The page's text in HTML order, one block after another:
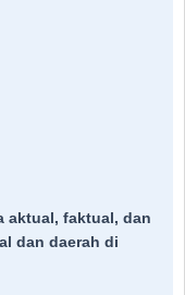
aktual, faktual, dan
dan daerah di